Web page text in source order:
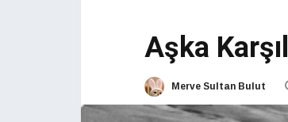
Aşka
Merve Sultan Bulut